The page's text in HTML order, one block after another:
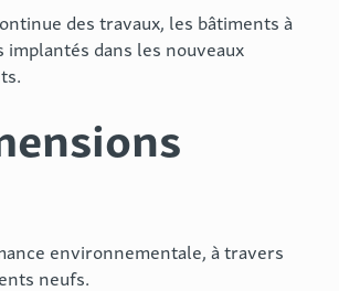
des travaux, les bâtiments à
dans les nouveaux
environnementale, à travers
neufs.